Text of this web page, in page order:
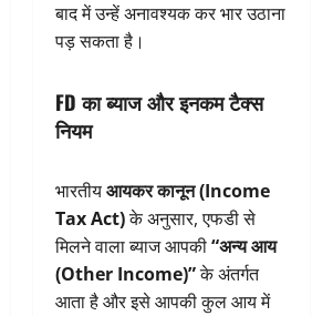
बाद में उन्हें अनावश्यक कर भार उठाना
पड़ सकता है।
FD का ब्याज और इनकम टैक्स
नियम
भारतीयआयकर कानून (Income
Tax Act)के अनुसार, एफडी से
मिलने वाला ब्याज आपकी“अन्य आय
(Other Income)”के अंतर्गत
आता है और इसे आपकी कुल आय में